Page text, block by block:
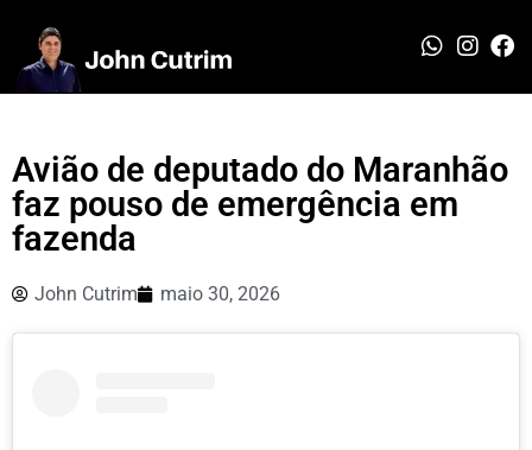
Avião de deputado do Maranhão
faz pouso de emergência em
fazenda
John Cutrim maio 30, 2026